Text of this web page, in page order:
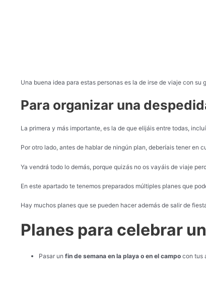
Una buena idea para estas personas es la de irse de viaje con
Para organizar una
La primera y más importante, es la de que elijáis entre todas,
Por otro lado, antes de hablar de ningún plan, deberíais tener en
Ya vendrá todo lo demás, porque quizás no os vayáis de viaje
En este apartado te tenemos preparados múltiples planes que
Hay muchos planes que se pueden hacer además de salir de
Planes para celebrar
Pasar un fin de semana en la playa o en el campo con tus